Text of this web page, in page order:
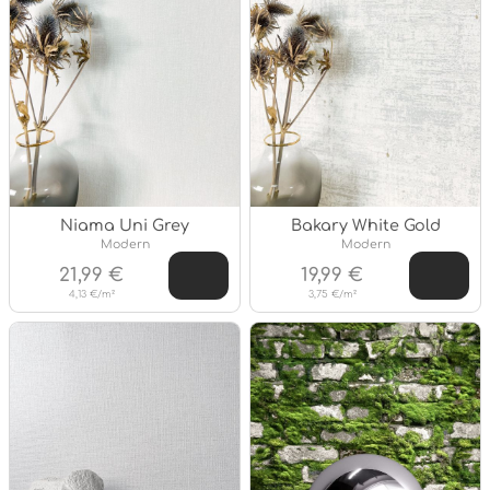
Niama Uni Grey
Stil:
Modern
4,13 €/m²
21,99 €
Bakary White Gold
Stil:
Modern
3,75 €/m²
19,99 €